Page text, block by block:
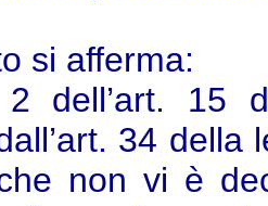
si afferma:
dell’art. 15
34
non vi è